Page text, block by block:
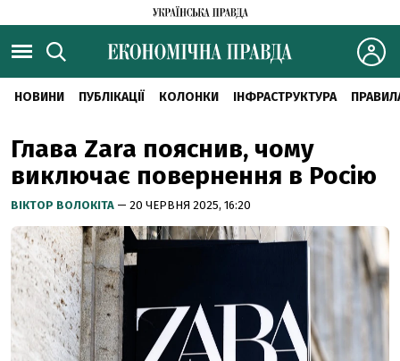
НОВИНИ ПУБЛІКАЦІЇ КОЛОНКИ ІНФРАСТРУКТУРА
Глава Zara пояснив, чому
виключає повернення в Росію
ВІКТОР ВОЛОКІТА — 20 ЧЕРВНЯ 2025, 16:20